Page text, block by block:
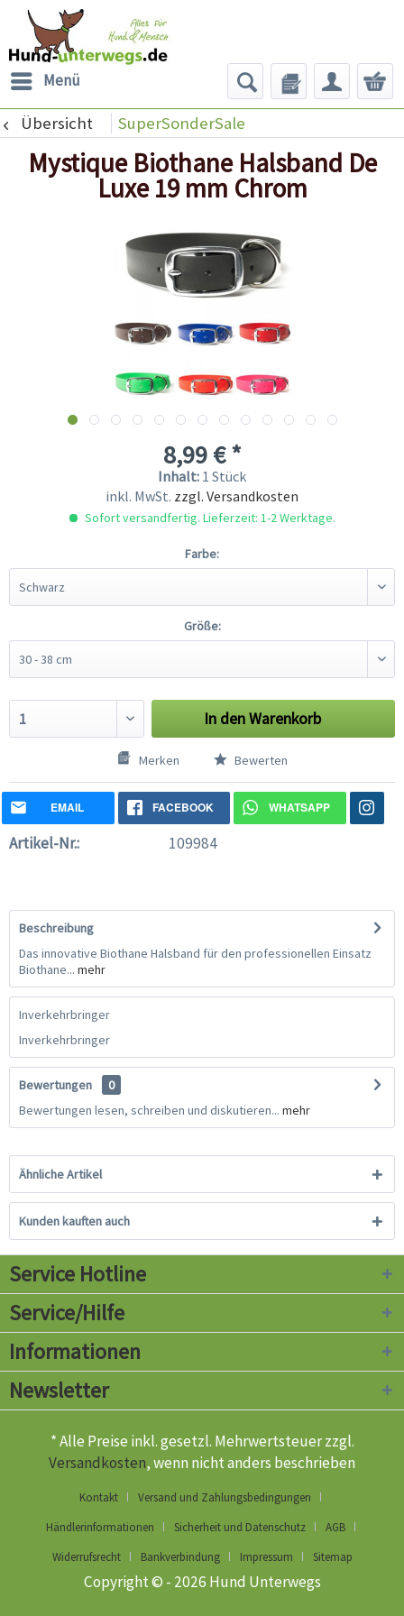
Menü
Übersicht SuperSonderSale
Mystique Biothane Halsband De
Luxe 19 mm Chrom
8,99 € *
Inhalt: 1 Stück
inkl. MwSt. zzgl. Versandkosten
Sofort versandfertig. Lieferzeit: 1-2 Werktage.
Farbe:
Größe:
In denWarenkorb
Merken Bewerten
EMAIL FACEBOOK WHATSAPP
Artikel-Nr.: 109984
Beschreibung
Das innovative Biothane Halsband für den professionellen Einsatz
Biothane... mehr
Inverkehrbringer
Inverkehrbringer
Bewertungen
0
Bewertungen lesen, schreiben und diskutieren... mehr
Ähnliche Artikel
Kunden kauften auch
Service Hotline
Service/Hilfe
Informationen
Newsletter
* Alle Preise inkl. gesetzl. Mehrwertsteuer zzgl.
Versandkosten, wenn nicht anders beschrieben
Kontakt
Versand und Zahlungsbedingungen
Händlerinformationen
Sicherheit und Datenschutz
AGB
Widerrufsrecht
Bankverbindung Impressum Sitemap
Copyright © - 2026 Hund Unterwegs